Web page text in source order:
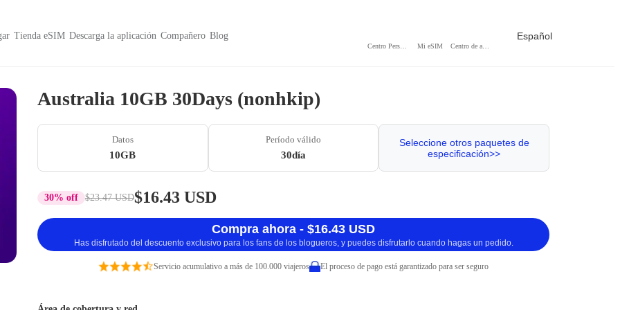
Tienda eSIM Descarga la aplicación Compañero Blog
Mi eSIM
Español
Australia 10GB 30Days (nonhkip)
Datos
10GB
Período válido
30día
Seleccione otros paquetes de
especificación>>
30% off $23.47 USD$16.43 USD
Compra ahora - $16.43 USD
Has disfrutado del descuento exclusivo para los fans de los blogueros, y puedes disfrutarlo cuando hagas un pedido.
Servicio acumulativo a más de 100.000 viajeros El proceso de pago está garantizado para ser seguro